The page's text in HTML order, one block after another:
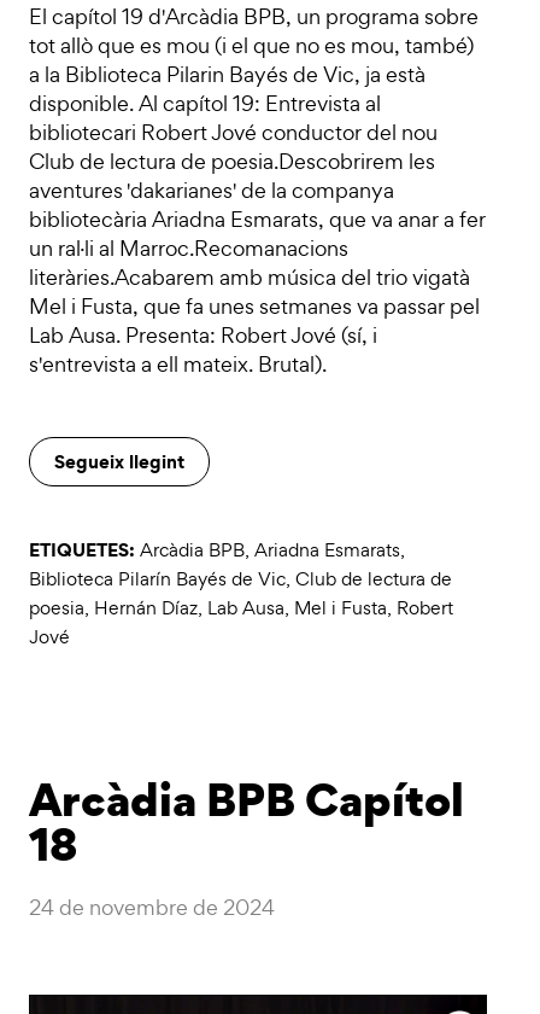
El capítol 19 d'Arcàdia BPB, un programa sobre
tot allò que es mou (i el que no es mou, també)
a la Biblioteca Pilarin Bayés de Vic, ja està
disponible. Al capítol 19: Entrevista al
bibliotecari Robert Jové conductor del nou
Club de lectura de poesia.Descobrirem les
aventures 'dakarianes' de la companya
bibliotecària Ariadna Esmarats, que va anar a fer
un ral·li al Marroc.Recomanacions
literàries.Acabarem amb música del trio vigatà
Mel i Fusta, que fa unes setmanes va passar pel
Lab Ausa. Presenta: Robert Jové (sí, i
s'entrevista a ell mateix. Brutal).
Segueix llegint
ETIQUETES: Arcàdia BPB, Ariadna Esmarats,
Biblioteca Pilarín Bayés de Vic, Club de lectura de
poesia, Hernán Díaz, Lab Ausa, Mel i Fusta, Robert
Jové
Arcàdia BPB Capítol
18
24 de novembre de 2024